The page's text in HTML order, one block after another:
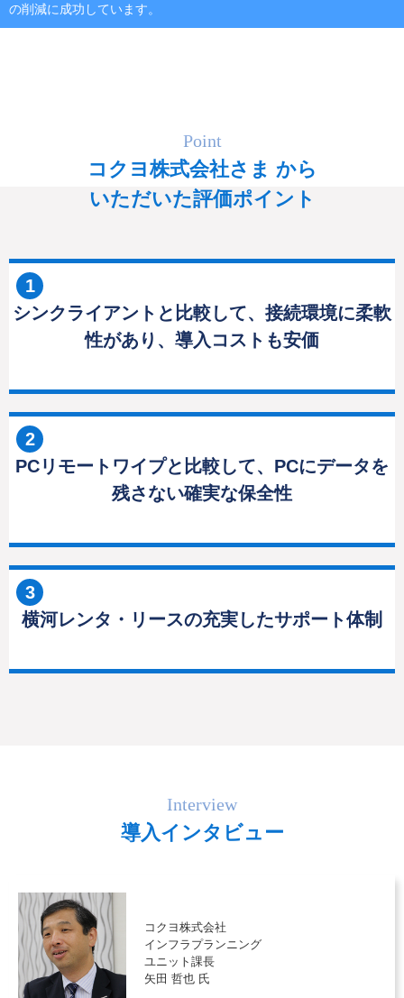
の削減に成功しています。
Point
コクヨ株式会社さま から
いただいた評価ポイント
1
シンクライアントと比較して、接続環境に柔軟
性があり、導入コストも安価
2
PCリモートワイプと比較して、PCにデータを
残さない確実な保全性
3
横河レンタ・リースの充実したサポート体制
Interview
導入インタビュー
コクヨ株式会社
インフラプランニング
ユニット課長
矢田 哲也 氏